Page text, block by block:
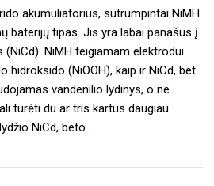
akumuliatorius, sutrumpintai NiMH
baterijų tipas. Jis yra labai panašus į
NiMH teigiamam elektrodui
hidroksido (NiOOH), kaip ir NiCd, bet
vandenilio lydinys, o ne
turėti du ar tris kartus daugiau
NiCd, beto …